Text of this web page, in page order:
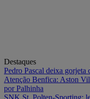
Destaques
Pedro Pascal deixa gorjeta
Atenção Benfica: Aston
por Palhinha
SNK St. Polten-Sporting: